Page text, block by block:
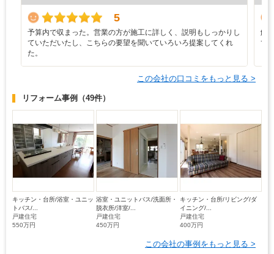
5
予算内で収まった。営業の方が施工に詳しく、説明もしっかりし
ていただいたし、こちらの要望を聞いていろいろ提案してくれ
た。
解
て
この会社の口コミをもっと見る >
リフォーム事例 （49件）
キッチン・台所/浴室・ユニッ
トバス/...
戸建住宅
550万円
浴室・ユニットバス/洗面所・
脱衣所/洋室/...
戸建住宅
450万円
キッチン・台所/リビング/ダ
イニング/...
戸建住宅
400万円
この会社の事例をもっと見る >